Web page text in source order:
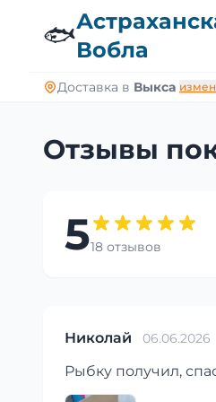
🐟Вобла
Доставка в Выкса
Отзывы
518 отзывов
Николай 06.06.2026
Рыбку получил,